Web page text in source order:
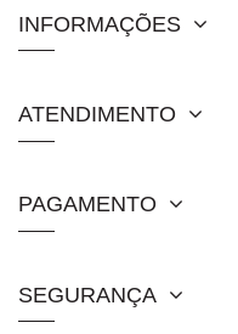
INFORMAÇÕES
ATENDIMENTO
PAGAMENTO
SEGURANÇA